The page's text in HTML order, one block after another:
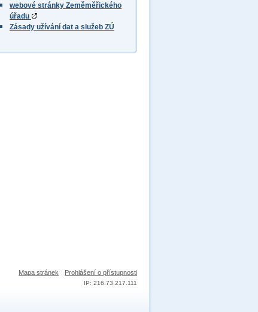
webové stránky Zeměměřického
úřadu
Zásady užívání dat a služeb ZÚ
Mapa stránek Prohlášení o přístupnosti
IP: 216.73.217.111